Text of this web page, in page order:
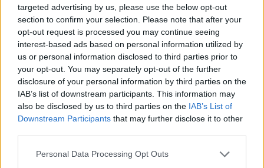
targeted advertising by us, please use the below opt-out
section to confirm your selection. Please note that after your
opt-out request is processed you may continue seeing
interest-based ads based on personal information utilized by
us or personal information disclosed to third parties prior to
your opt-out. You may separately opt-out of the further
disclosure of your personal information by third parties on the
IAB’s list of downstream participants. This information may
also be disclosed by us to third parties on the IAB’s List of
Downstream Participants that may further disclose it to other
Personal Data Processing Opt Outs
padirbtą 20 eurų kupiūrą